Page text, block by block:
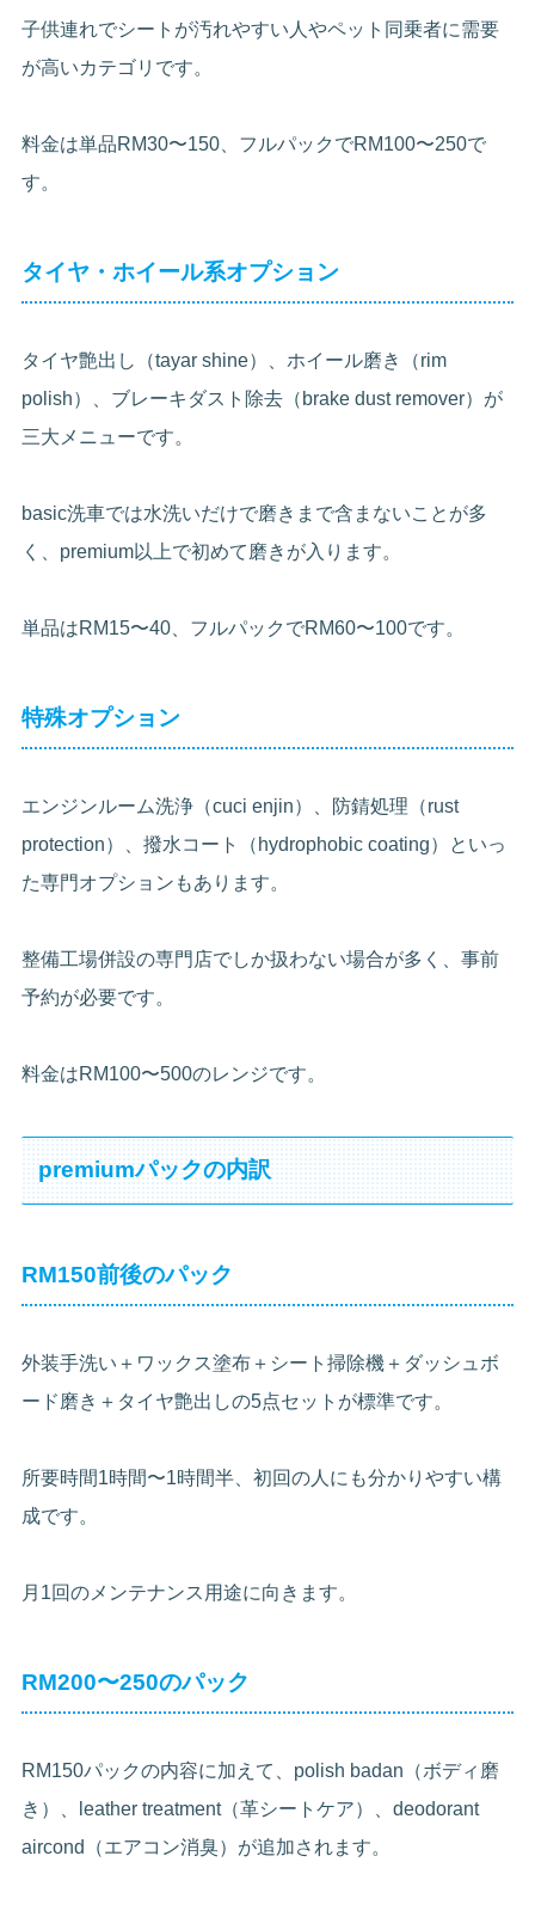
子供連れでシートが汚れやすい人やペット同乗者に需要
が高いカテゴリです。
料金は単品RM30〜150、フルパックでRM100〜250で
す。
タイヤ・ホイール系オプション
タイヤ艶出し（tayar shine）、ホイール磨き（rim
polish）、ブレーキダスト除去（brake dust remover）が
三大メニューです。
basic洗車では水洗いだけで磨きまで含まないことが多
く、premium以上で初めて磨きが入ります。
単品はRM15〜40、フルパックでRM60〜100です。
特殊オプション
エンジンルーム洗浄（cuci enjin）、防錆処理（rust
protection）、撥水コート（hydrophobic coating）といっ
た専門オプションもあります。
整備工場併設の専門店でしか扱わない場合が多く、事前
予約が必要です。
料金はRM100〜500のレンジです。
premiumパックの内訳
RM150前後のパック
外装手洗い＋ワックス塗布＋シート掃除機＋ダッシュボ
ード磨き＋タイヤ艶出しの5点セットが標準です。
所要時間1時間〜1時間半、初回の人にも分かりやすい構
成です。
月1回のメンテナンス用途に向きます。
RM200〜250のパック
RM150パックの内容に加えて、polish badan（ボディ磨
き）、leather treatment（革シートケア）、deodorant
aircond（エアコン消臭）が追加されます。